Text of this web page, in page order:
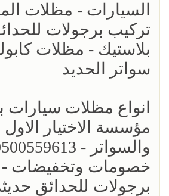
السيارات - مظلات
تركيب برجولات
بلاستيك - مظلات
سواتر الحديد
انواع مظلات سيارات
مؤسسة الاختيار
خصومات وتخفيضات -
برجولات للحدائق